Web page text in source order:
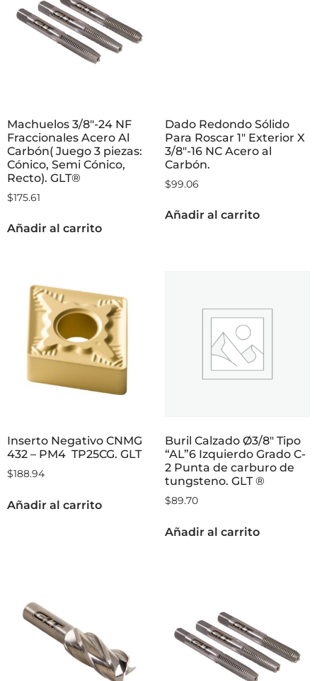
Machuelos 3/8″-24 NF
Fraccionales Acero Al
Carbón( Juego 3 piezas:
Cónico, Semi Cónico,
Recto). GLT®
$175.61
Añadir al carrito
Añadir al carrito
Inserto Negativo CNMG
432 – PM4 TP25CG. GLT
$188.94
Añadir al carrito
Buril Calzado Ø3/8″ Tipo
“AL”6 Izquierdo Grado C-
2 Punta de carburo de
tungsteno. GLT ®
$89.70
Añadir al carrito